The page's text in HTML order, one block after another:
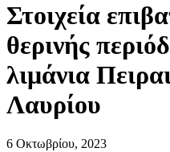
Στοιχεία
θερινής
λιμάνια
Λαυρίου
6 Οκτωβρίου, 2023